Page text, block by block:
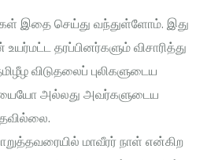
இதை செய்து வந்துள்ளோம். இது
தரப்பினர்களும் விசாரித்து
விடுதலைப் புலிகளுடைய
அல்லது அவர்களுடைய
மாவீரர் நாள் என்கிற